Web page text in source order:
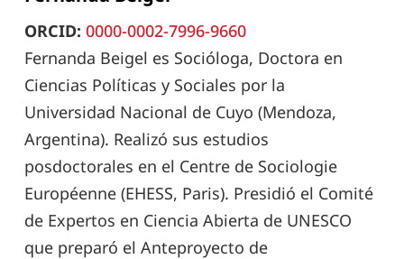
ORCID: 0000-0002-7996-9660
Fernanda Beigel es Socióloga, Doctora en
Ciencias Políticas y Sociales por la
Universidad Nacional de Cuyo (Mendoza,
Argentina). Realizó sus estudios
posdoctorales en el Centre de Sociologie
Européenne (EHESS, Paris). Presidió el Comité
de Expertos en Ciencia Abierta de UNESCO
que preparó el Anteproyecto de